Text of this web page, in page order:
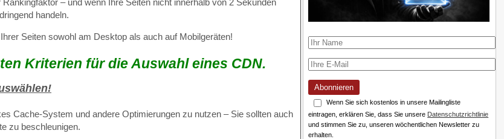
handeln.
Seiten sowohl am Desktop als auch auf Mobilgeräten!
Kriterien für die Auswahl eines CDN.
Cache-System und andere Optimierungen zu nutzen – Sie sollten auch
zu beschleunigen.
Abonnieren
Wenn Sie sich kostenlos in unsere Mailingliste
eintragen, erklären Sie, dass Sie unsere Datenschutzrichtlinie
und stimmen Sie zu, unseren wöchentlichen Newsletter zu
erhalten.